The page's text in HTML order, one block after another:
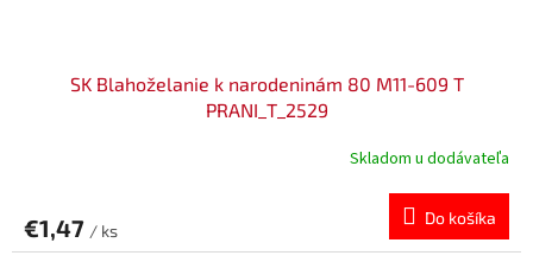
SK Blahoželanie k narodeninám 80 M11-609 T
PRANI_T_2529
Skladom u dodávateľa
€1,47 / ks
Do košíka